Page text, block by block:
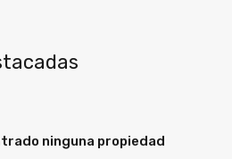
ninguna propiedad